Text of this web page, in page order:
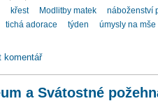
křest Modlitby matek náboženství
tichá adorace týden úmysly na mše
komentář
a Svátostné